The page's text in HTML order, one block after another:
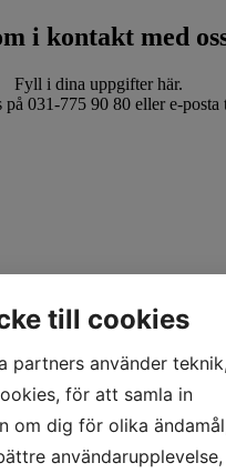
i kontakt med
Fyll i dina uppgifter här.
031-775 90 80 eller e-posta
till cookies
partners använder teknik,
för att samla in
om dig för olika
användarupplevelse,